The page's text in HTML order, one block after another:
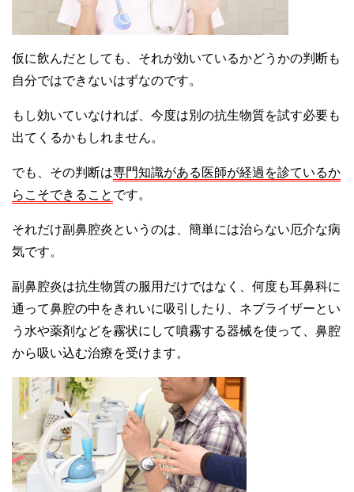
仮に飲んだとしても、それが効いているかどうかの判断も
自分ではできないはずなのです。
もし効いていなければ、今度は別の抗生物質を試す必要も
出てくるかもしれません。
でも、その判断は専門知識がある医師が経過を診ているか
らこそできること です。
それだけ副鼻腔炎というのは、簡単には治らない厄介な病
気です。
副鼻腔炎は抗生物質の服用だけではなく、何度も耳鼻科に
通って鼻腔の中をきれいに吸引したり、ネブライザーとい
う水や薬剤などを霧状にして噴霧する器械を使って、鼻腔
から吸い込む治療を受けます。